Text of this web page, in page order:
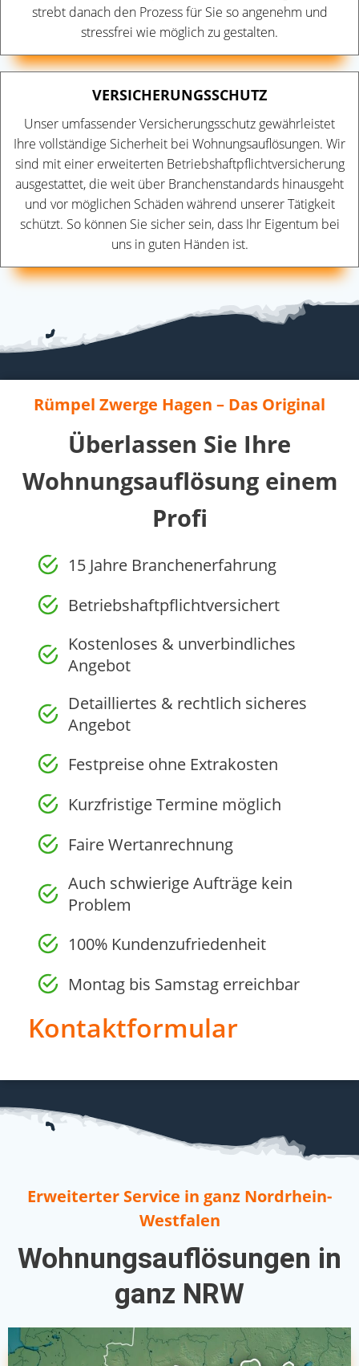
strebt danach den Prozess für Sie so angenehm und
stressfrei wie möglich zu gestalten.
VERSICHERUNGSSCHUTZ
Unser umfassender Versicherungsschutz gewährleistet
Ihre vollständige Sicherheit bei Wohnungsauflösungen. Wir
sind mit einer erweiterten Betriebshaftpflichtversicherung
ausgestattet, die weit über Branchenstandards hinausgeht
und vor möglichen Schäden während unserer Tätigkeit
schützt. So können Sie sicher sein, dass Ihr Eigentum bei
uns in guten Händen ist.
Rümpel Zwerge Hagen – Das Original
Überlassen Sie Ihre
Wohnungsauflösung einem
Profi
15 Jahre Branchenerfahrung
Betriebshaftpflichtversichert
Kostenloses & unverbindliches
Angebot
Detailliertes & rechtlich sicheres
Angebot
Festpreise ohne Extrakosten
Kurzfristige Termine möglich
Faire Wertanrechnung
Auch schwierige Aufträge kein
Problem
100% Kundenzufriedenheit
Montag bis Samstag erreichbar
Kontaktformular
Erweiterter Service in ganz Nordrhein-
Westfalen
Wohnungsauflösungen in
ganz NRW